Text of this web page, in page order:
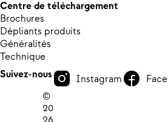
Centre de téléchargement
Brochures
Dépliants produits
Généralités
Technique
Suivez-nous
Instagram
©
20